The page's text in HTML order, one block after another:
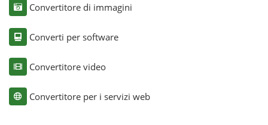
Convertitore di immagini
Converti per software
Convertitore video
Convertitore per i servizi web